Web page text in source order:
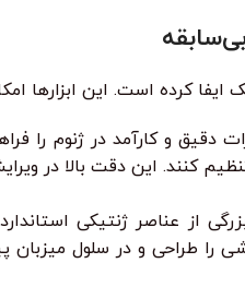
کرده است. این ابزارها
کنند. این دقت بالا در
را طراحی و در سلول